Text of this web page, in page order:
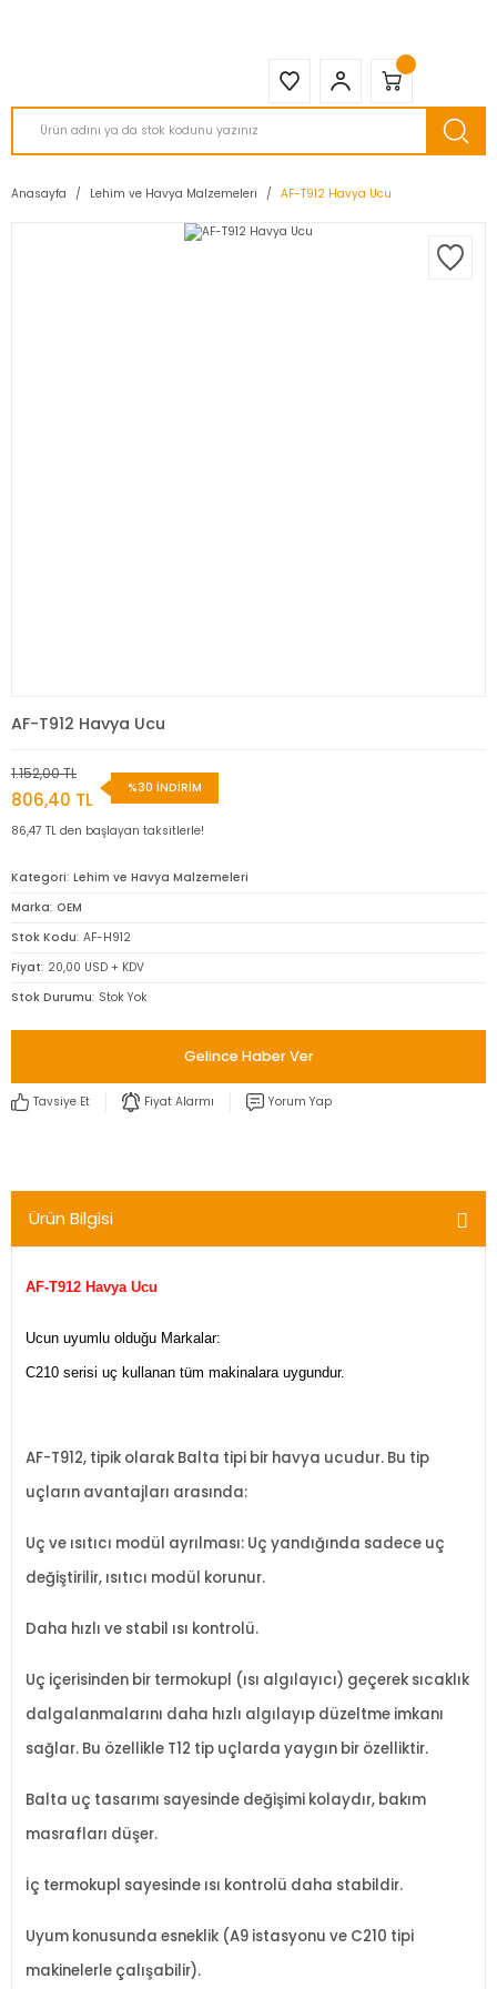
Anasayfa Lehim ve Havya Malzemeleri AF-T912 Havya Ucu
AF-T912 Havya Ucu
1.152,00 TL
806,40 TL
%30 İNDİRİM
86,47 TL den başlayan taksitlerle!
Kategori Lehim ve Havya Malzemeleri
Marka OEM
Stok Kodu AF-H912
Fiyat 20,00 USD + KDV
Stok Durumu Stok Yok
Gelince Haber Ver
Tavsiye Et Fiyat Alarmı Yorum Yap
Ürün Bilgisi
AF-T912 Havya Ucu
Ucun uyumlu olduğu Markalar:
C210 serisi uç kullanan tüm makinalara uygundur.
AF-T912, tipik olarak Balta tipi bir havya ucudur. Bu tip
uçların avantajları arasında:
Uç ve ısıtıcı modül ayrılması: Uç yandığında sadece uç
değiştirilir, ısıtıcı modül korunur.
Daha hızlı ve stabil ısı kontrolü.
Uç içerisinden bir termokupl (ısı algılayıcı) geçerek sıcaklık
dalgalanmalarını daha hızlı algılayıp düzeltme imkanı
sağlar. Bu özellikle T12 tip uçlarda yaygın bir özelliktir.
Balta uç tasarımı sayesinde değişimi kolaydır, bakım
masrafları düşer.
İç termokupl sayesinde ısı kontrolü daha stabildir.
Uyum konusunda esneklik (A9 istasyonu ve C210 tipi
makinelerle çalışabilir).